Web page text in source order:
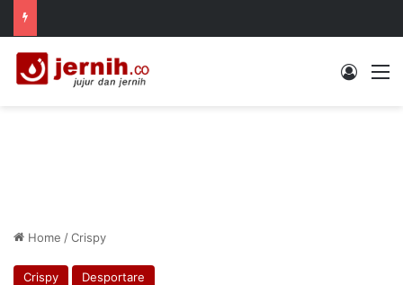
Log In
Home /Crispy
Crispy Desportare